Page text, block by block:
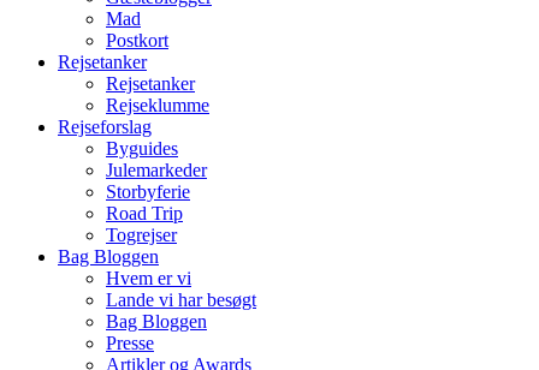
Mad
Postkort
Rejsetanker
Rejsetanker
Rejseklumme
Rejseforslag
Byguides
Julemarkeder
Storbyferie
Road Trip
Togrejser
Bag Bloggen
Hvem er vi
Lande vi har besøgt
Bag Bloggen
Presse
Artikler og Awards